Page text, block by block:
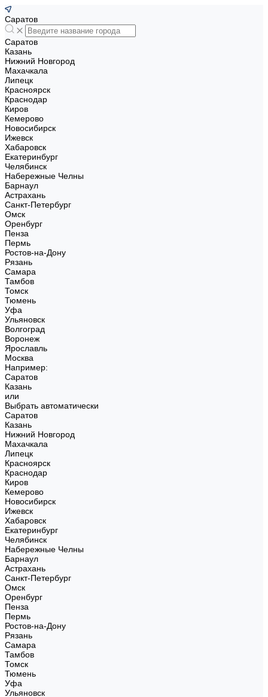
Саратов
Саратов
Казань
Нижний Новгород
Махачкала
Липецк
Красноярск
Краснодар
Киров
Кемерово
Новосибирск
Ижевск
Хабаровск
Екатеринбург
Челябинск
Набережные Челны
Барнаул
Астрахань
Санкт-Петербург
Омск
Оренбург
Пенза
Пермь
Ростов-на-Дону
Рязань
Самара
Тамбов
Томск
Тюмень
Уфа
Ульяновск
Волгоград
Воронеж
Ярославль
Москва
Например:
Саратов
Казань
или
Выбрать автоматически
Саратов
Казань
Нижний Новгород
Махачкала
Липецк
Красноярск
Краснодар
Киров
Кемерово
Новосибирск
Ижевск
Хабаровск
Екатеринбург
Челябинск
Набережные Челны
Барнаул
Астрахань
Санкт-Петербург
Омск
Оренбург
Пенза
Пермь
Ростов-на-Дону
Рязань
Самара
Тамбов
Томск
Тюмень
Уфа
Ульяновск